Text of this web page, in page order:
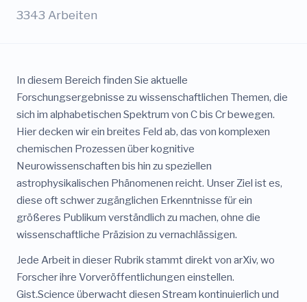
3343 Arbeiten
In diesem Bereich finden Sie aktuelle
Forschungsergebnisse zu wissenschaftlichen Themen, die
sich im alphabetischen Spektrum von C bis Cr bewegen.
Hier decken wir ein breites Feld ab, das von komplexen
chemischen Prozessen über kognitive
Neurowissenschaften bis hin zu speziellen
astrophysikalischen Phänomenen reicht. Unser Ziel ist es,
diese oft schwer zugänglichen Erkenntnisse für ein
größeres Publikum verständlich zu machen, ohne die
wissenschaftliche Präzision zu vernachlässigen.
Jede Arbeit in dieser Rubrik stammt direkt von arXiv, wo
Forscher ihre Vorveröffentlichungen einstellen.
Gist.Science überwacht diesen Stream kontinuierlich und